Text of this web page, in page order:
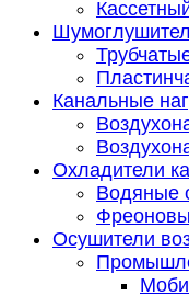
Канальные
Охладители
Водяные
Осушители